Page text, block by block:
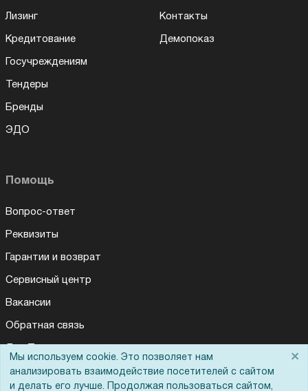
Лизинг
Кредитование
Госучреждениям
Тендеры
Бренды
ЭДО
Контакты
Демопоказ
Помощь
Вопрос-ответ
Реквизиты
Гарантии и возврат
Сервисный центр
Вакансии
Обратная связь
Мы используем cookie. Это позволяет нам
анализировать взаимодействие посетителей с сайтом
и делать его лучше. Продолжая пользоваться сайтом,
×